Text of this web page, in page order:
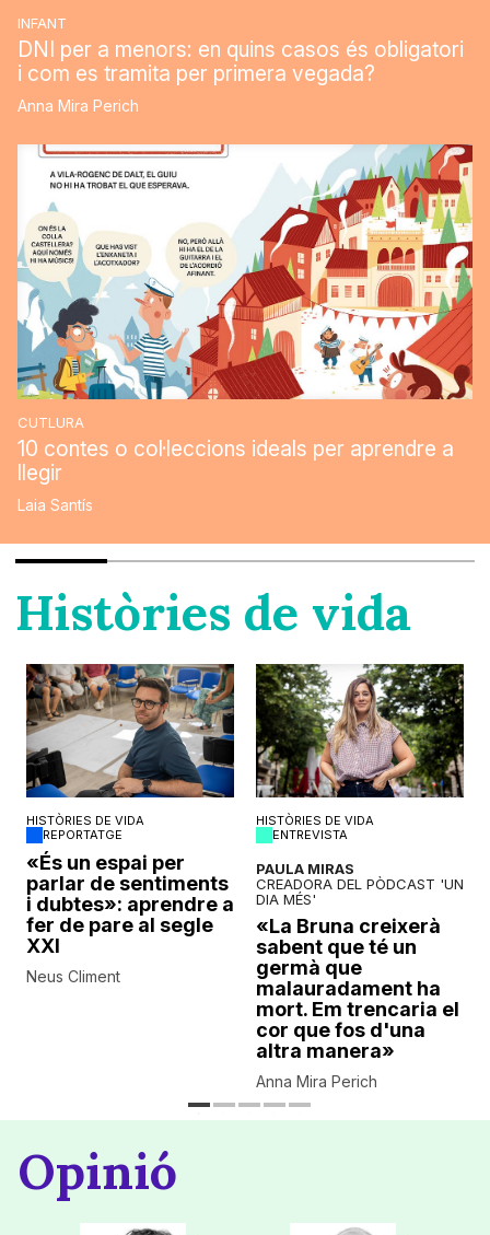
INFANT
DNI per a menors: en quins casos és obligatori
i com es tramita per primera vegada?
Anna Mira Perich
CUTLURA
10 contes o col·leccions ideals per aprendre a
llegir
Laia Santís
Històries de vida
HISTÒRIES DE VIDA
REPORTATGE
«És un espai per
parlar de sentiments
i dubtes»: aprendre a
fer de pare al segle
XXI
Neus Climent
HISTÒRIES DE VIDA
ENTREVISTA
PAULA MIRAS
CREADORA DEL PÒDCAST 'UN
DIA MÉS'
«La Bruna creixerà
sabent que té un
germà que
malauradament ha
mort. Em trencaria el
cor que fos d'una
altra manera»
Anna Mira Perich
Opinió